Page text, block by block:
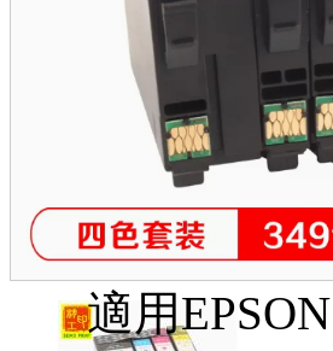
適用